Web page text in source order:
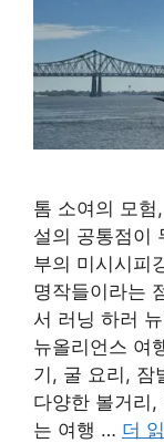
톰 소여의 모
설의 공통점이
부의 미시시피
명작들이라는
서 러닝 하러
뉴올리언스 여
기, 굴 요리, 잠
다양한 볼거리,
는 여행 … 더